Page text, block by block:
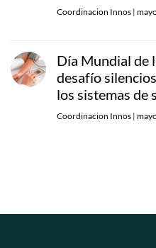
Coordinacion Innos |
Día Mundial de
desafío
los sistemas de
Coordinacion Innos |